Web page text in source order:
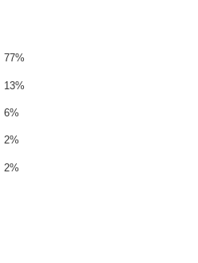
77%
13%
6%
2%
2%